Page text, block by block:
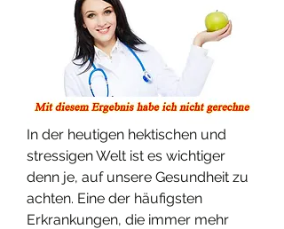
In der heutigen hektischen und
stressigen Welt ist es wichtiger
denn je, auf unsere Gesundheit zu
achten. Eine der häufigsten
Erkrankungen, die immer mehr